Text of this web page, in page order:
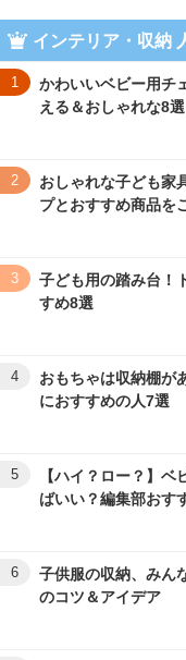
インテリア・収納
1
かわいいベビー用チ
える＆おしゃれな8選
2
おしゃれな子ども家
プとおすすめ商品を
3
子ども用の踏み台！
すめ8選
4
おもちゃは収納棚が
におすすめの人7選
5
【ハイ？ロー？】
ばいい？編集部おす
6
子供服の収納、みん
のコツ＆アイデア